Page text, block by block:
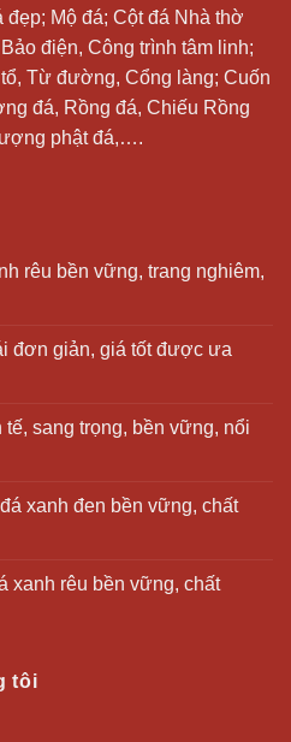
đẹp; Mộ đá; Cột đá Nhà thờ
điện, Công trình tâm linh;
Từ đường, Cổng làng; Cuốn
đá, Rồng đá, Chiếu Rồng
phật đá,….
rêu bền vững, trang nghiêm,
đơn giản, giá tốt được ưa
sang trọng, bền vững, nổi
xanh đen bền vững, chất
xanh rêu bền vững, chất
tôi